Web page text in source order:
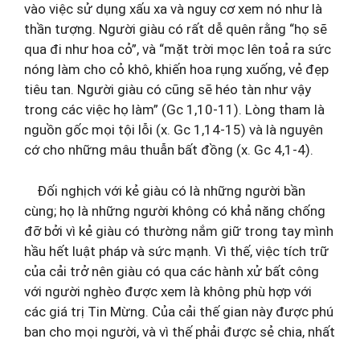
vào việc sử dụng xấu xa và nguy cơ xem nó như là
thần tượng. Người giàu có rất dễ quên rằng “họ sẽ
qua đi như hoa cỏ”, và “mặt trời mọc lên toả ra sức
nóng làm cho cỏ khô, khiến hoa rụng xuống, vẻ đẹp
tiêu tan. Người giàu có cũng sẽ héo tàn như vậy
trong các việc họ làm” (Gc 1,10-11). Lòng tham là
nguồn gốc mọi tội lỗi (x. Gc 1,14-15) và là nguyên
cớ cho những mâu thuẫn bất đồng (x. Gc 4,1-4).
Đối nghịch với kẻ giàu có là những người bần
cùng; họ là những người không có khả năng chống
đỡ bởi vì kẻ giàu có thường nắm giữ trong tay mình
hầu hết luật pháp và sức mạnh. Vì thế, việc tích trữ
của cải trở nên giàu có qua các hành xử bất công
với người nghèo được xem là không phù hợp với
các giá trị Tin Mừng. Của cải thế gian này được phú
ban cho mọi người, và vì thế phải được sẻ chia, nhất